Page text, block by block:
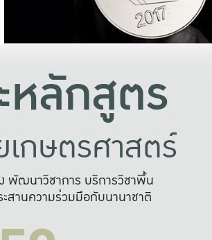
ลักสูตร
กษตรศาสตร์
พัฒนาวิชาการ บริการวิชาพื้น
สานความร่วมมือกับนานาชาติ